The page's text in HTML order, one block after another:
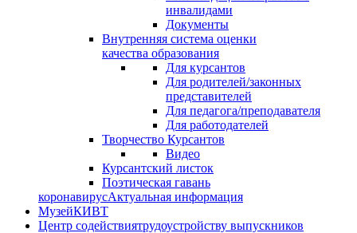
инвалидами
Документы
Внутренняя система оценки
качества образования
Для курсантов
Для родителей/законных
представителей
Для педагога/преподавателя
Для работодателей
Творчество Курсантов
Видео
Курсантский листок
Поэтическая гавань
коронавирусАктуальная информация
МузейКИВТ
Центр содействиятрудоустройству выпускников